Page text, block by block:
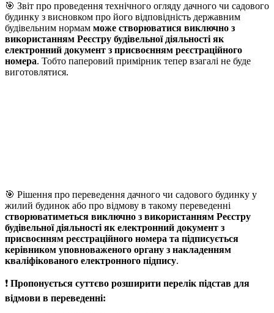
🎯 Звіт про проведення технічного огляду дачного чи садового
будинку з висновком про його відповідність державним
будівельним нормам може створюватися виключно з
використанням Реєстру будівельної діяльності як
електронний документ з присвоєнням реєстраційного
номера. Тобто паперовий примірник тепер взагалі не буде
виготовлятися.
🎯 Рішення про переведення дачного чи садового будинку у
жилий будинок або про відмову в такому переведенні
створюватиметься виключно з використанням Реєстру
будівельної діяльності як електронний документ з
присвоєнням реєстраційного номера та підписується
керівником уповноваженого органу з накладенням
кваліфікованого електронного підпису.
❗️ Пропонується суттєво розширити перелік підстав для
відмови в переведенні: